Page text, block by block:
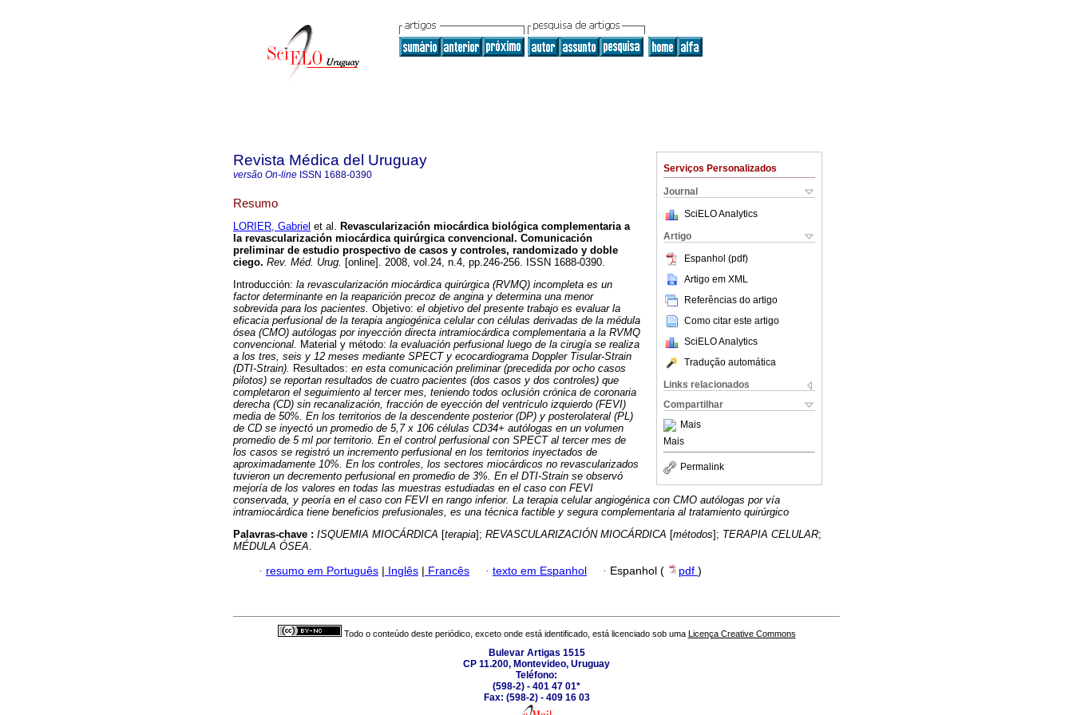
Serviços Personalizados
Journal
SciELO Analytics
Artigo
Espanhol (pdf)
Artigo em XML
Referências do artigo
Como citar este artigo
SciELO Analytics
Tradução automática
Links relacionados
Compartilhar
Mais
Mais
Permalink
Revista Médica del Uruguay
versão On-line ISSN 1688-0390
Resumo
LORIER, Gabriel et al. Revascularización miocárdica biológica complementaria a
la revascularización miocárdica quirúrgica convencional. Comunicación
preliminar de estudio prospectivo de casos y controles, randomizado y doble
ciego. Rev. Méd. Urug. [online]. 2008, vol.24, n.4, pp.246-256. ISSN 1688-0390.
Introducción: la revascularización miocárdica quirúrgica (RVMQ) incompleta es un
factor determinante en la reaparición precoz de angina y determina una menor
sobrevida para los pacientes. Objetivo: el objetivo del presente trabajo es evaluar la
eficacia perfusional de la terapia angiogénica celular con células derivadas de la médula
ósea (CMO) autólogas por inyección directa intramiocárdica complementaria a la RVMQ
convencional. Material y método: la evaluación perfusional luego de la cirugía se realiza
a los tres, seis y 12 meses mediante SPECT y ecocardiograma Doppler Tisular-Strain
(DTI-Strain). Resultados: en esta comunicación preliminar (precedida por ocho casos
pilotos) se reportan resultados de cuatro pacientes (dos casos y dos controles) que
completaron el seguimiento al tercer mes, teniendo todos oclusión crónica de coronaria
derecha (CD) sin recanalización, fracción de eyección del ventrículo izquierdo (FEVI)
media de 50%. En los territorios de la descendente posterior (DP) y posterolateral (PL)
de CD se inyectó un promedio de 5,7 x 106 células CD34+ autólogas en un volumen
promedio de 5 ml por territorio. En el control perfusional con SPECT al tercer mes de
los casos se registró un incremento perfusional en los territorios inyectados de
aproximadamente 10%. En los controles, los sectores miocárdicos no revascularizados
tuvieron un decremento perfusional en promedio de 3%. En el DTI-Strain se observó
mejoría de los valores en todas las muestras estudiadas en el caso con FEVI
conservada, y peoría en el caso con FEVI en rango inferior. La terapia celular angiogénica con CMO autólogas por vía
intramiocárdica tiene beneficios prefusionales, es una técnica factible y segura complementaria al tratamiento quirúrgico
Palavras-chave : ISQUEMIA MIOCÁRDICA [terapia]; REVASCULARIZACIÓN MIOCÁRDICA [métodos]; TERAPIA CELULAR;
MÉDULA ÓSEA.
· resumo em Português | Inglês | Francês · texto em Espanhol · Espanhol ( pdf )
Todo o conteúdo deste periódico, exceto onde está identificado, está licenciado sob uma Licença Creative Commons
Bulevar Artigas 1515
CP 11.200, Montevideo, Uruguay
Teléfono:
(598-2) - 401 47 01*
Fax: (598-2) - 409 16 03